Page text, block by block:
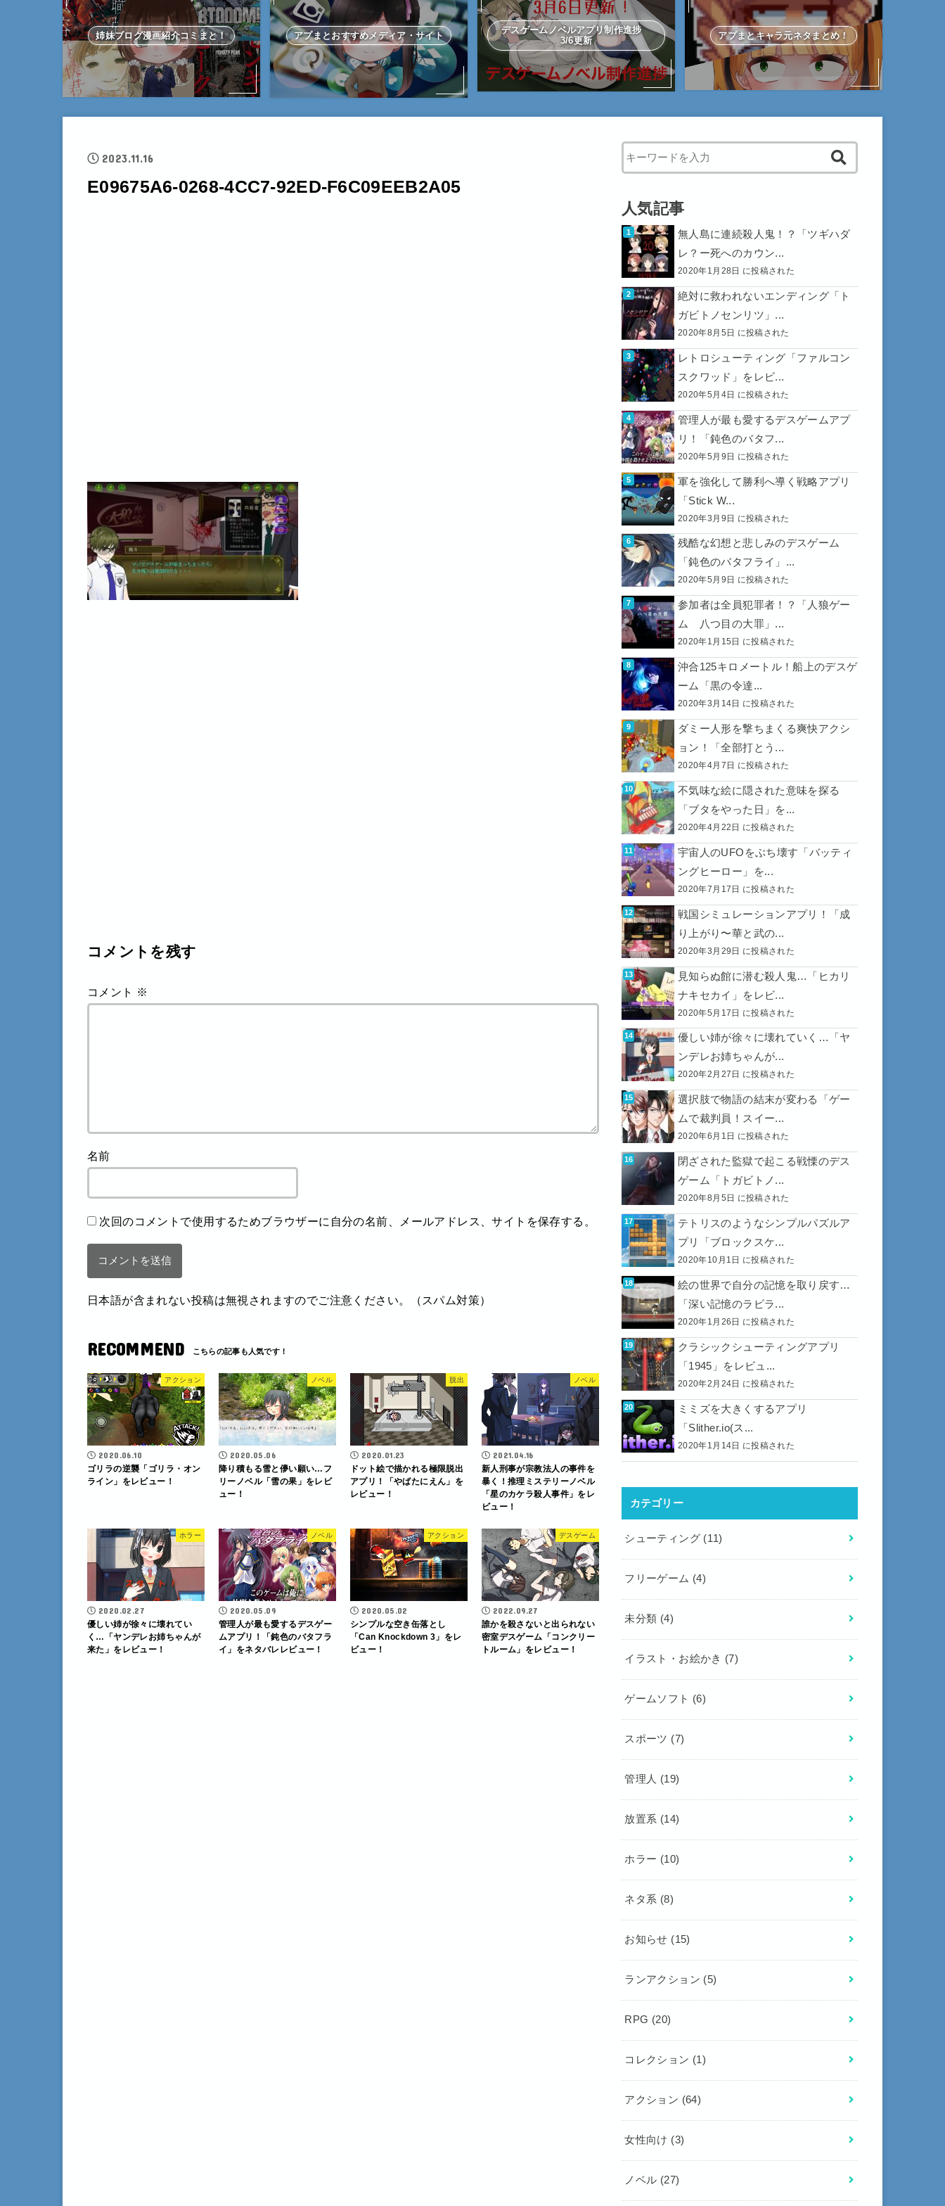
姉妹ブログ漫画紹介コミまと！ アプまとおすすめメディア・サイト
デスゲームノベルアプリ制作進捗
3/6更新
アプまとキャラ元ネタまとめ！
2023.11.16
E09675A6-0268-4CC7-92ED-F6C09EEB2A05
コメントを残す
コメント ※
名前
次回のコメントで使用するためブラウザーに自分の名前、メールアドレス、サイトを保存する。
日本語が含まれない投稿は無視されますのでご注意ください。（スパム対策）
RECOMMEND
アクション
2020.06.10
ゴリラの逆襲「ゴリラ・オン
ライン」をレビュー！
ノベル
2020.05.06
降り積もる雪と儚い願い…フ
リーノベル「雪の果」をレビ
ュー！
脱出
2020.01.23
ドット絵で描かれる極限脱出
アプリ！「やばたにえん」を
レビュー！
ノベル
2021.04.16
新人刑事が宗教法人の事件を
暴く！推理ミステリーノベル
「星のカケラ殺人事件」をレ
ビュー！
ホラー
2020.02.27
優しい姉が徐々に壊れてい
く…「ヤンデレお姉ちゃんが
来た」をレビュー！
ノベル
2020.05.09
管理人が最も愛するデスゲー
ムアプリ！「鈍色のバタフラ
イ」をネタバレレビュー！
アクション
2020.05.02
シンプルな空き缶落とし
「Can Knockdown 3」をレ
ビュー！
デスゲーム
2022.09.27
誰かを殺さないと出られない
密室デスゲーム「コンクリー
トルーム」をレビュー！
When autocomplete results are available use up and down
人気記事
無人島に連続殺人鬼！？「ツギハダ
レ？ー死へのカウン...
2020年1月28日 に投稿された
絶対に救われないエンディング「ト
ガビトノセンリツ」...
2020年8月5日 に投稿された
レトロシューティング「ファルコン
スクワッド」をレビ...
2020年5月4日 に投稿された
管理人が最も愛するデスゲームアプ
リ！「鈍色のバタフ...
2020年5月9日 に投稿された
軍を強化して勝利へ導く戦略アプリ
「Stick W...
2020年3月9日 に投稿された
残酷な幻想と悲しみのデスゲーム
「鈍色のバタフライ」...
2020年5月9日 に投稿された
参加者は全員犯罪者！？「人狼ゲー
ム 八つ目の大罪」...
2020年1月15日 に投稿された
沖合125キロメートル！船上のデスゲ
ーム「黒の令達...
2020年3月14日 に投稿された
ダミー人形を撃ちまくる爽快アクシ
ョン！「全部打とう...
2020年4月7日 に投稿された
不気味な絵に隠された意味を探る
「ブタをやった日」を...
2020年4月22日 に投稿された
宇宙人のUFOをぶち壊す「バッティ
ングヒーロー」を...
2020年7月17日 に投稿された
戦国シミュレーションアプリ！「成
り上がり〜華と武の...
2020年3月29日 に投稿された
見知らぬ館に潜む殺人鬼…「ヒカリ
ナキセカイ」をレビ...
2020年5月17日 に投稿された
優しい姉が徐々に壊れていく…「ヤ
ンデレお姉ちゃんが...
2020年2月27日 に投稿された
選択肢で物語の結末が変わる「ゲー
ムで裁判員！スイー...
2020年6月1日 に投稿された
閉ざされた監獄で起こる戦慄のデス
ゲーム「トガビトノ...
2020年8月5日 に投稿された
テトリスのようなシンプルパズルア
プリ「ブロックスケ...
2020年10月1日 に投稿された
絵の世界で自分の記憶を取り戻す…
「深い記憶のラビラ...
2020年1月26日 に投稿された
クラシックシューティングアプリ
「1945」をレビュ...
2020年2月24日 に投稿された
ミミズを大きくするアプリ
「Slither.io(ス...
2020年1月14日 に投稿された
カテゴリー
シューティング (11)
フリーゲーム (4)
未分類 (4)
イラスト・お絵かき (7)
ゲームソフト (6)
スポーツ (7)
管理人 (19)
放置系 (14)
ホラー (10)
ネタ系 (8)
お知らせ (15)
ランアクション (5)
RPG (20)
コレクション (1)
アクション (64)
女性向け (3)
ノベル (27)